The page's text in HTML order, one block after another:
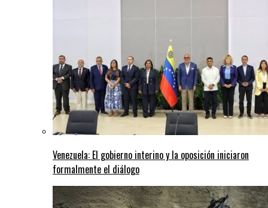
Venezuela: El gobierno interino y la oposición iniciaron
formalmente el diálogo